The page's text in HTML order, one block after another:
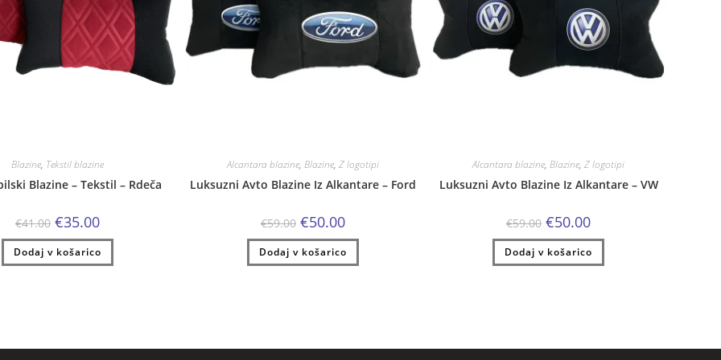
Blazine, Tekstil blazine
Blazine – Tekstil – Rdeča
€41.00 Izvirna
cena
je
bila:
€41.00.
€35.00Trenutna
je:
€35.00.
Dodaj v košarico
Alcantara blazine, Blazine, Z logotipi
Luksuzni Avto Blazine Iz Alkantare – Ford
€59.00 Izvirna
cena
je
bila:
€59.00.
€50.00Trenutna
je:
€50.00.
Dodaj v košarico
Alcantara blazine, Blazine, Z logotipi
Luksuzni Avto Blazine Iz Alkantare – VW
€59.00 Izvirna
cena
je
bila:
€59.00.
€50.00Trenutna
je:
€50.00.
Dodaj v košarico